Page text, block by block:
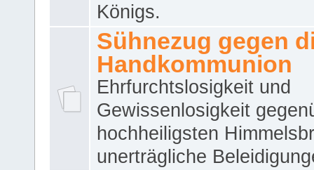
Königs.
Sühnezug gegen
Handkommunion
Ehrfurchtslosigkeit und
Gewissenlosigkeit
hochheiligsten
unerträgliche